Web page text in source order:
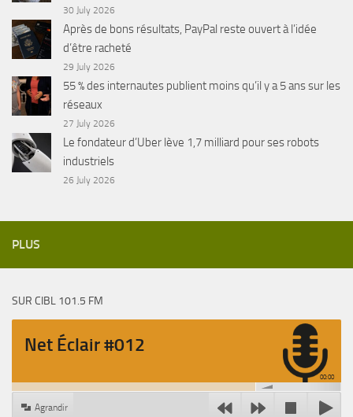
30 July 2026
Après de bons résultats, PayPal reste ouvert à l’idée
d’être racheté
29 July 2026
55 % des internautes publient moins qu’il y a 5 ans sur les
réseaux
27 July 2026
Le fondateur d’Uber lève 1,7 milliard pour ses robots
industriels
26 July 2026
PLUS
SUR CIBL 101.5 FM
Net Éclair #012
00:00
Agrandir